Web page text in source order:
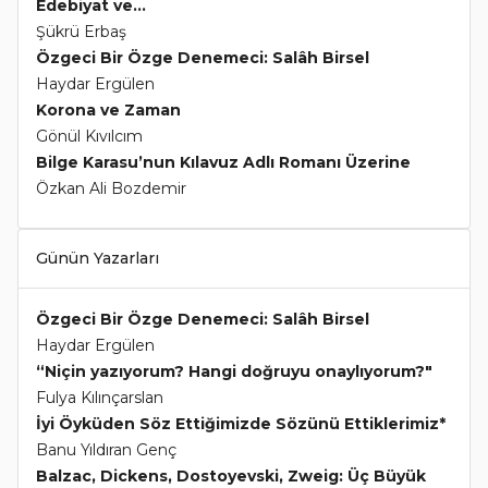
Edebiyat ve...
Şükrü Erbaş
Özgeci Bir Özge Denemeci: Salâh Birsel
Haydar Ergülen
Korona ve Zaman
Gönül Kıvılcım
Bilge Karasu’nun Kılavuz Adlı Romanı Üzerine
Özkan Ali Bozdemir
Günün Yazarları
Özgeci Bir Özge Denemeci: Salâh Birsel
Haydar Ergülen
“Niçin yazıyorum? Hangi doğruyu onaylıyorum?"
Fulya Kılınçarslan
İyi Öyküden Söz Ettiğimizde Sözünü Ettiklerimiz*
Banu Yıldıran Genç
Balzac, Dickens, Dostoyevski, Zweig: Üç Büyük